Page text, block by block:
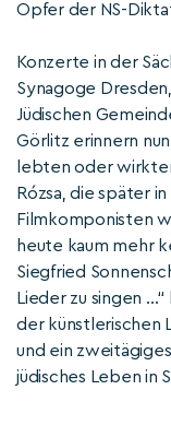
Opfer der NS-
Konzerte in der
Synagoge
Jüdischen
Görlitz erinnern
lebten oder
Rózsa, die später
Filmkomponisten
heute kaum mehr
Siegfried
Lieder zu singen
der künstlerischen
und ein
jüdisches Leben in